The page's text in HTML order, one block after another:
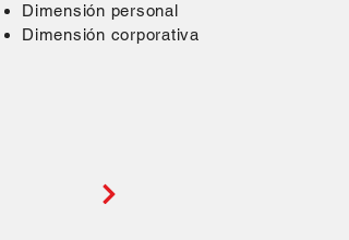
Dimensión personal
Dimensión corporativa